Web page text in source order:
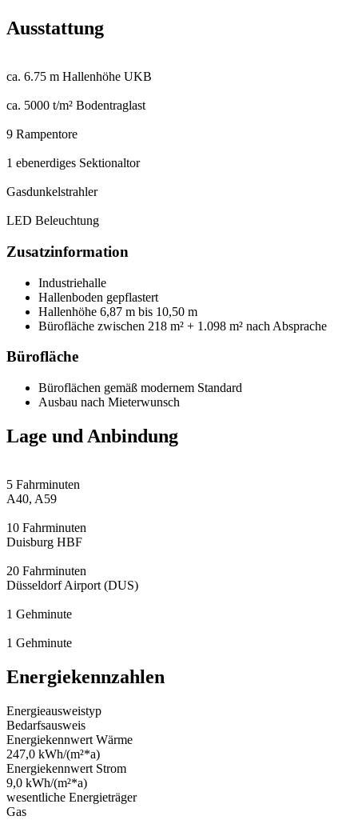
Ausstattung
ca. 6.75 m Hallenhöhe UKB
ca. 5000 t/m² Bodentraglast
9 Rampentore
1 ebenerdiges Sektionaltor
Gasdunkelstrahler
LED Beleuchtung
Zusatzinformation
Industriehalle
Hallenboden gepflastert
Hallenhöhe 6,87 m bis 10,50 m
Bürofläche zwischen 218 m² + 1.098 m² nach Absprache
Bürofläche
Büroflächen gemäß modernem Standard
Ausbau nach Mieterwunsch
Lage und Anbindung
5 Fahrminuten
A40, A59
10 Fahrminuten
Duisburg HBF
20 Fahrminuten
Düsseldorf Airport (DUS)
1 Gehminute
1 Gehminute
Energiekennzahlen
Energieausweistyp
Bedarfsausweis
Energiekennwert Wärme
247,0 kWh/(m²*a)
Energiekennwert Strom
9,0 kWh/(m²*a)
wesentliche Energieträger
Gas